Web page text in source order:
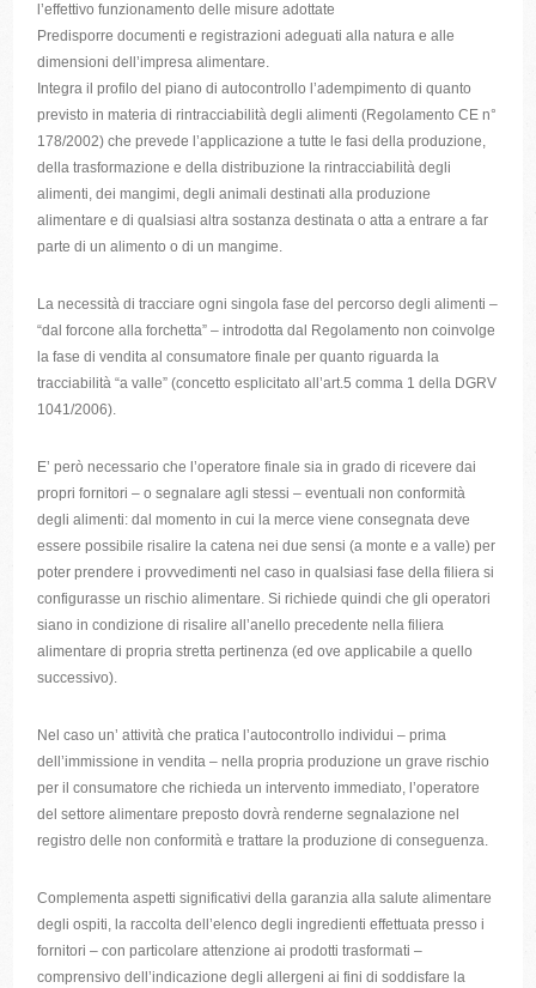
l’effettivo funzionamento delle misure adottate
Predisporre documenti e registrazioni adeguati alla natura e alle
dimensioni dell’impresa alimentare.
Integra il profilo del piano di autocontrollo l’adempimento di quanto
previsto in materia di rintracciabilità degli alimenti (Regolamento CE n°
178/2002) che prevede l’applicazione a tutte le fasi della produzione,
della trasformazione e della distribuzione la rintracciabilità degli
alimenti, dei mangimi, degli animali destinati alla produzione
alimentare e di qualsiasi altra sostanza destinata o atta a entrare a far
parte di un alimento o di un mangime.
La necessità di tracciare ogni singola fase del percorso degli alimenti –
“dal forcone alla forchetta” – introdotta dal Regolamento non coinvolge
la fase di vendita al consumatore finale per quanto riguarda la
tracciabilità “a valle” (concetto esplicitato all’art.5 comma 1 della DGRV
1041/2006).
E’ però necessario che l’operatore finale sia in grado di ricevere dai
propri fornitori – o segnalare agli stessi – eventuali non conformità
degli alimenti: dal momento in cui la merce viene consegnata deve
essere possibile risalire la catena nei due sensi (a monte e a valle) per
poter prendere i provvedimenti nel caso in qualsiasi fase della filiera si
configurasse un rischio alimentare. Si richiede quindi che gli operatori
siano in condizione di risalire all’anello precedente nella filiera
alimentare di propria stretta pertinenza (ed ove applicabile a quello
successivo).
Nel caso un’ attività che pratica l’autocontrollo individui – prima
dell’immissione in vendita – nella propria produzione un grave rischio
per il consumatore che richieda un intervento immediato, l’operatore
del settore alimentare preposto dovrà renderne segnalazione nel
registro delle non conformità e trattare la produzione di conseguenza.
Complementa aspetti significativi della garanzia alla salute alimentare
degli ospiti, la raccolta dell’elenco degli ingredienti effettuata presso i
fornitori – con particolare attenzione ai prodotti trasformati –
comprensivo dell’indicazione degli allergeni ai fini di soddisfare la